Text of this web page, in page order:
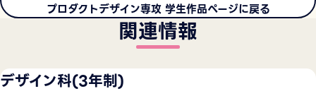
プロダクトデザイン専攻 学生作品ページに戻る
関連情報
デザイン科(3年制)